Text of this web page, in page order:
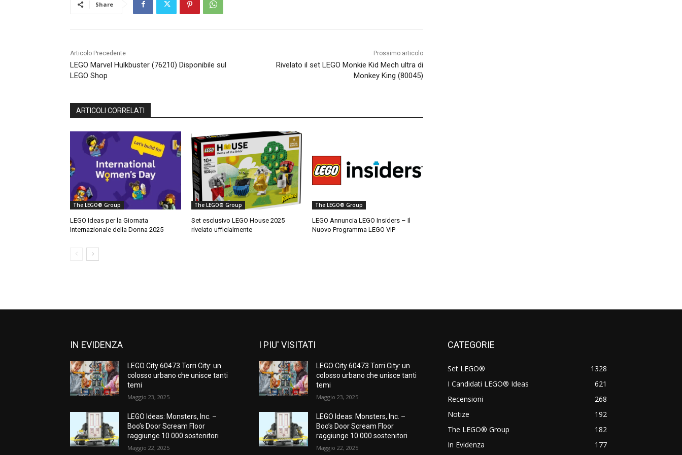
Share
Articolo Precedente
LEGO Marvel Hulkbuster (76210) Disponibile sul
LEGO Shop
Prossimo articolo
Rivelato il set LEGO Monkie Kid Mech ultra di
Monkey King (80045)
ARTICOLI CORRELATI
The LEGO® Group
LEGO Ideas per la Giornata
Internazionale della Donna 2025
The LEGO® Group
Set esclusivo LEGO House 2025
rivelato ufficialmente
The LEGO® Group
LEGO Annuncia LEGO Insiders – Il
Nuovo Programma LEGO VIP
IN EVIDENZA
LEGO City 60473 Torri City: un
colosso urbano che unisce tanti
temi
Maggio 23, 2025
LEGO Ideas: Monsters, Inc. –
Boo’s Door Scream Floor
raggiunge 10.000 sostenitori
Maggio 22, 2025
I PIU' VISITATI
LEGO City 60473 Torri City: un
colosso urbano che unisce tanti
temi
Maggio 23, 2025
LEGO Ideas: Monsters, Inc. –
Boo’s Door Scream Floor
raggiunge 10.000 sostenitori
Maggio 22, 2025
CATEGORIE
Set LEGO®
1328
I Candidati LEGO® Ideas
621
Recensioni
268
Notize
192
The LEGO® Group
182
In Evidenza
177